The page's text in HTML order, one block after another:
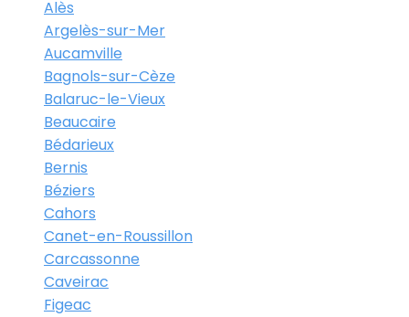
Alès
Argelès-sur-Mer
Aucamville
Bagnols-sur-Cèze
Balaruc-le-Vieux
Beaucaire
Bédarieux
Bernis
Béziers
Cahors
Canet-en-Roussillon
Carcassonne
Caveirac
Figeac